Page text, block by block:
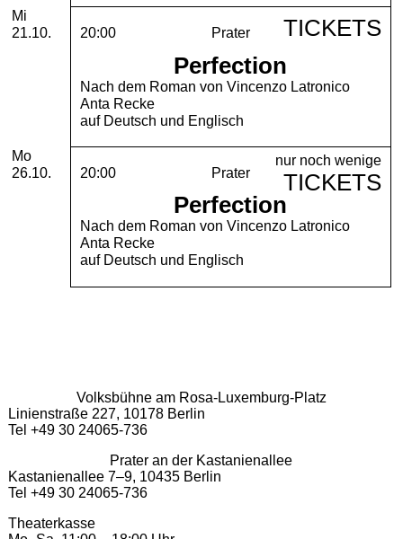
Mittwoch, 21. Oktober 2026
Mi
21.10.
20:00 Prater
Perfection
Nach dem Roman von Vincenzo Latronico
Anta Recke
auf Deutsch und Englisch
TICKETS
Montag, 26. Oktober 2026
Mo
26.10.
20:00 Prater
Perfection
Nach dem Roman von Vincenzo Latronico
Anta Recke
auf Deutsch und Englisch
nur noch wenige
TICKETS
Volksbühne am Rosa-Luxemburg-Platz
Linienstraße 227, 10178 Berlin
Tel +49 30 24065-736
Prater an der Kastanienallee
Kastanienallee 7–9, 10435 Berlin
Tel +49 30 24065-736
Theaterkasse